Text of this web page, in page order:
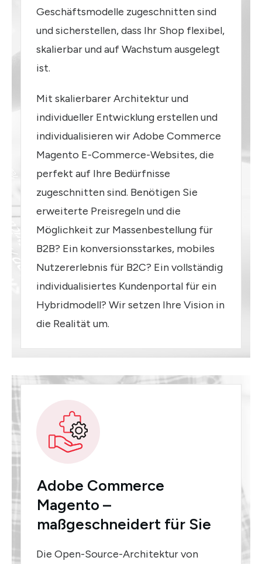
Geschäftsmodelle zugeschnitten sind
und sicherstellen, dass Ihr Shop flexibel,
skalierbar und auf Wachstum ausgelegt
ist.
Mit skalierbarer Architektur und
individueller Entwicklung erstellen und
individualisieren wir Adobe Commerce
Magento E-Commerce-Websites, die
perfekt auf Ihre Bedürfnisse
zugeschnitten sind. Benötigen Sie
erweiterte Preisregeln und die
Möglichkeit zur Massenbestellung für
B2B? Ein konversionsstarkes, mobiles
Nutzererlebnis für B2C? Ein vollständig
individualisiertes Kundenportal für ein
Hybridmodell? Wir setzen Ihre Vision in
die Realität um.
Adobe Commerce
Magento –
maßgeschneidert für Sie
Die Open-Source-Architektur von